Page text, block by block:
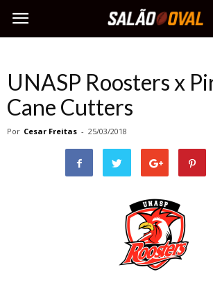
UNASP Roosters x
Cane Cutters
Por Cesar Freitas - 25/03/2018